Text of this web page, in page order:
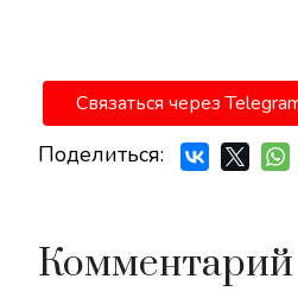
Связаться через
Поделиться:
Комментарий